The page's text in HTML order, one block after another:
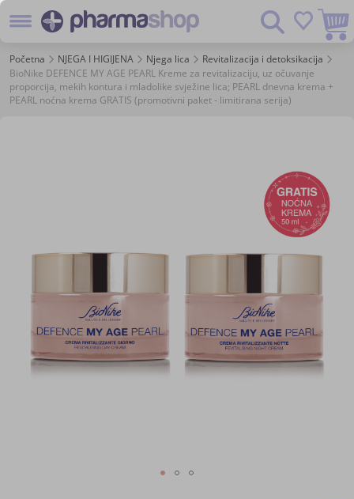
Pretraživanje
na
sadržaj
Početna NJEGA I HIGIJENA Njega lica
Revitalizacija i detoksikacija
BioNike DEFENCE MY AGE PEARL Kreme za revitalizaciju, uz očuvanje
proporcija, mekih kontura i mladolike svježine lica; PEARL dnevna krema +
PEARL noćna krema GRATIS (promotivni paket - limitirana serija)